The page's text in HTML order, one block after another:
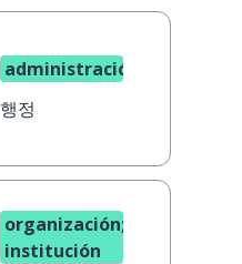
administración
행정
organización;
institución